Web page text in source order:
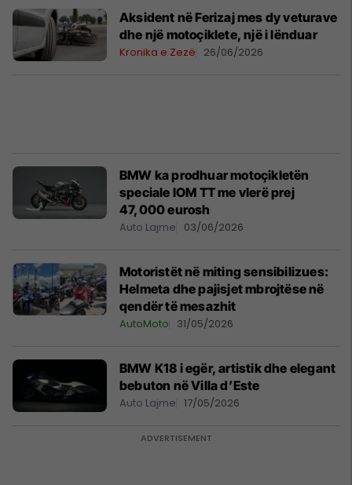
Aksident në Ferizaj mes dy veturave
dhe një motoçiklete, një i lënduar
Kronika e Zezë 26/06/2026
BMW ka prodhuar motoçikletën
speciale IOM TT me vlerë prej
47,000 eurosh
Auto Lajme 03/06/2026
Motoristët në miting sensibilizues:
Helmeta dhe pajisjet mbrojtëse në
qendër të mesazhit
AutoMoto 31/05/2026
BMW K18 i egër, artistik dhe elegant
bebuton në Villa d’Este
Auto Lajme 17/05/2026